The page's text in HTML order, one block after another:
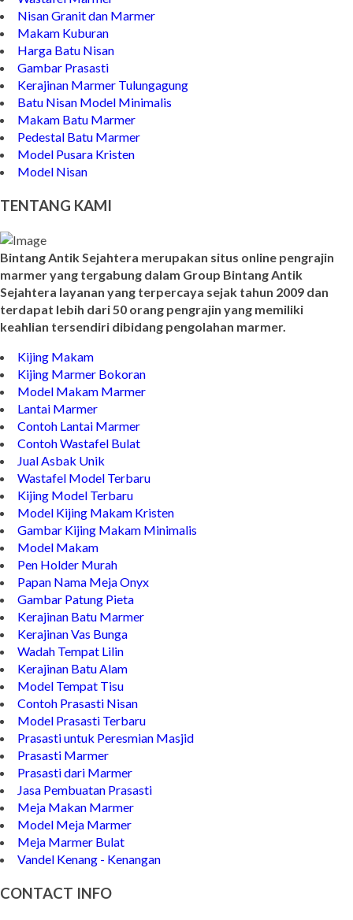
Nisan Granit dan Marmer
Makam Kuburan
Harga Batu Nisan
Gambar Prasasti
Kerajinan Marmer Tulungagung
Batu Nisan Model Minimalis
Makam Batu Marmer
Pedestal Batu Marmer
Model Pusara Kristen
Model Nisan
TENTANG KAMI
Bintang Antik Sejahtera merupakan situs online pengrajin
marmer yang tergabung dalam Group Bintang Antik
Sejahtera layanan yang terpercaya sejak tahun 2009 dan
terdapat lebih dari 50 orang pengrajin yang memiliki
keahlian tersendiri dibidang pengolahan marmer.
Kijing Makam
Kijing Marmer Bokoran
Model Makam Marmer
Lantai Marmer
Contoh Lantai Marmer
Contoh Wastafel Bulat
Jual Asbak Unik
Wastafel Model Terbaru
Kijing Model Terbaru
Model Kijing Makam Kristen
Gambar Kijing Makam Minimalis
Model Makam
Pen Holder Murah
Papan Nama Meja Onyx
Gambar Patung Pieta
Kerajinan Batu Marmer
Kerajinan Vas Bunga
Wadah Tempat Lilin
Kerajinan Batu Alam
Model Tempat Tisu
Contoh Prasasti Nisan
Model Prasasti Terbaru
Prasasti untuk Peresmian Masjid
Prasasti Marmer
Prasasti dari Marmer
Jasa Pembuatan Prasasti
Meja Makan Marmer
Model Meja Marmer
Meja Marmer Bulat
Vandel Kenang - Kenangan
CONTACT INFO